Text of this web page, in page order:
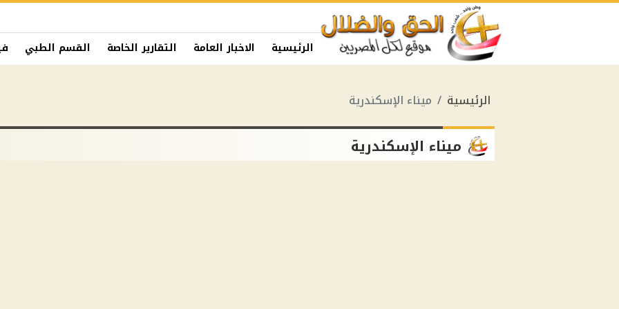
الرئيسية الاخبار العامة التقارير الخاصة القسم الطبي
الرئيسية ميناء الإسكندرية
ميناء الإسكندرية